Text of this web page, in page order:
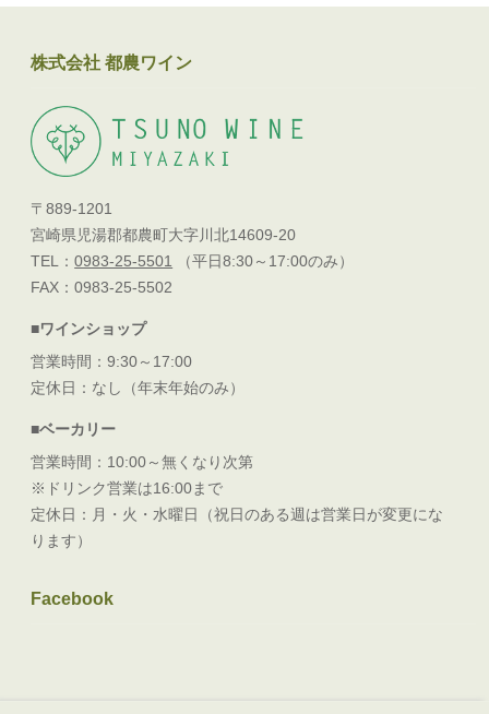
株式会社 都農ワイン
〒889-1201
宮崎県児湯郡都農町大字川北14609-20
TEL：0983-25-5501
（平日8:30～17:00のみ）
FAX：0983-25-5502
■ワインショップ
営業時間：9:30～17:00
定休日：なし（年末年始のみ）
■ベーカリー
営業時間：10:00～無くなり次第
※ドリンク営業は16:00まで
定休日：月・火・水曜日（祝日のある週は営業日が変更にな
ります）
Facebook